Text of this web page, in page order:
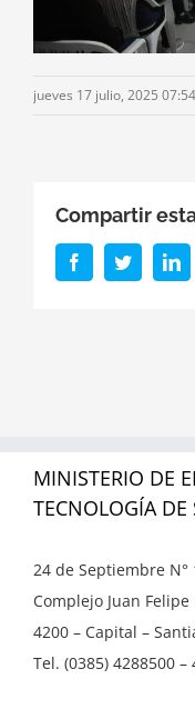
jueves 17 julio, 2025 07:54
Compartir
FacebookTwitter
MINISTERIO DE
TECNOLOGÍA DE
24 de Septiembre N°
Complejo Juan
4200 – Capital –
Tel. (0385) 4288500 –